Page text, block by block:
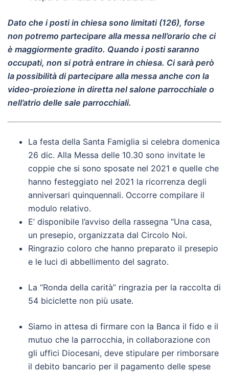
Dato che i posti in chiesa sono limitati (126), forse
non potremo partecipare alla messa nell’orario che ci
è maggiormente gradito. Quando i posti saranno
occupati, non si potrà entrare in chiesa. Ci sarà però
la possibilità di partecipare alla messa anche con la
video-proiezione in diretta nel salone parrocchiale o
nell’atrio delle sale parrocchiali.
La festa della Santa Famiglia si celebra domenica
26 dic. Alla Messa delle 10.30 sono invitate le
coppie che si sono sposate nel 2021 e quelle che
hanno festeggiato nel 2021 la ricorrenza degli
anniversari quinquennali. Occorre compilare il
modulo relativo.
E’ disponibile l’avviso della rassegna “Una casa,
un presepio, organizzata dal Circolo Noi.
Ringrazio coloro che hanno preparato il presepio
e le luci di abbellimento del sagrato.
La “Ronda della carità” ringrazia per la raccolta di
54 biciclette non più usate.
Siamo in attesa di firmare con la Banca il fido e il
mutuo che la parrocchia, in collaborazione con
gli uffici Diocesani, deve stipulare per rimborsare
il debito bancario per il pagamento delle spese